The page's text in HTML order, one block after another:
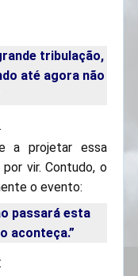
tribulação,
até agora não
a projetar essa
vir. Contudo, o
o evento:
passará esta
aconteça.”